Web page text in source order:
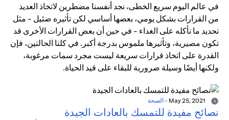
في عالم اليوم سريع الخطى، نجد أنفسنا مضطرين لاتخاذ العديد
من القرارات بشكل يومي، بعضها أساسي لكن تأثيره ضئيل - مثل
تحديد ما نأكله على الغداء - في حين أن بعض القرارات الأخرى قد
تكون مصيرية، وتأثيرها ملموس بدرجة أكبر. في كلتا الحالتين، فإن
القدرة على اتخاذ قرارات سريعة ليست مجرد سمات مرغوبة،
ولكنها أيضًا وسيلة ضرورية للبقاء على قيد الحياة.
- الصحة
نصائح مفيدة للتمسك بالعادات الجيدة